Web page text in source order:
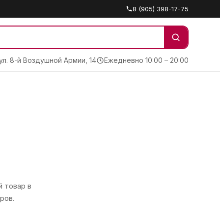
8 (905) 398-17-75
8-й Воздушной Армии, 14 Ежедневно 10:00 – 20:00
товар в